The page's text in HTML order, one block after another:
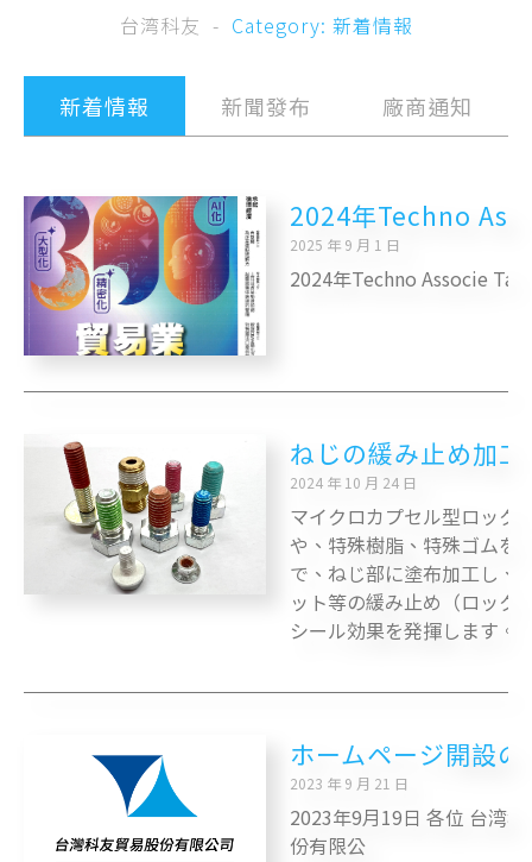
台湾科友 Category: 新着情報
新着情報 新聞發布 廠商通知
2024年Techno
2025 年 9 月 1 日
2024年Techno Associe
ねじの緩み止め加
2024 年 10 月 24 日
マイクロカプセル型ロック
や、特殊樹脂、特殊ゴムを
で、ねじ部に塗布加工し、
ット等の緩み止め（ロック
シール効果を発揮します。
ホームページ開設
2023 年 9 月 21 日
2023年9月19日 各位 台湾
份有限公